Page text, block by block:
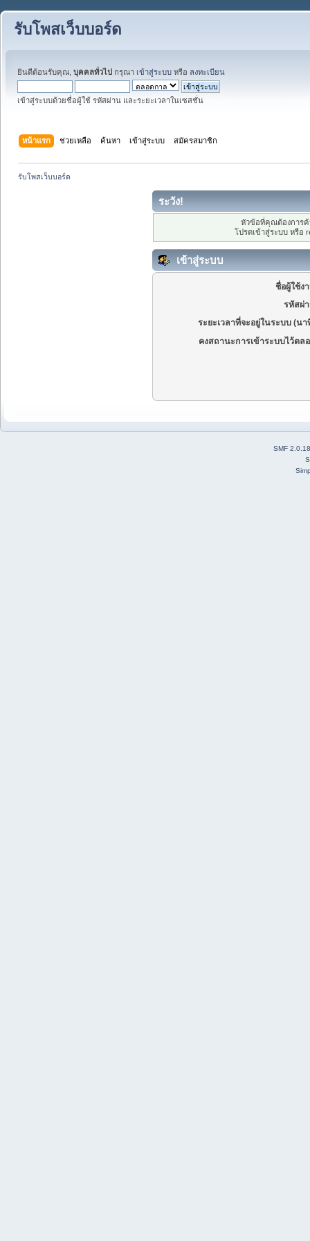
รับโพสเว็บบอร์ด
ยินดีต้อนรับคุณ, บุคคลทั่วไป กรุณา เข้าสู่ระบบ หรือ ลงทะเบียน
เข้าสู่ระบบด้วยชื่อผู้ใช้ รหัสผ่าน และระยะเวลาในเซสชั่น
หน้าแรก ช่วยเหลือ ค้นหา เข้าสู่ระบบ สมัครสมาชิก
รับโพสเว็บบอร์ด
ระวัง!
หัวข้อที่คุณต้องการ
โปรดเข้าสู่ระบบ หรือ
เข้าสู่ระบบ
ชื่อผู้ใช้ง
รหัสผ่
ระยะเวลาที่จะอยู่ในระบบ (นา
คงสถานะการเข้าระบบไว้ตล
SMF 2.0.18